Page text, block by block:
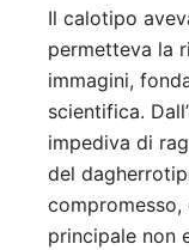
Il calotipo
permetteva la
immagini,
scientifica.
impediva di
del
compromesso,
principale non